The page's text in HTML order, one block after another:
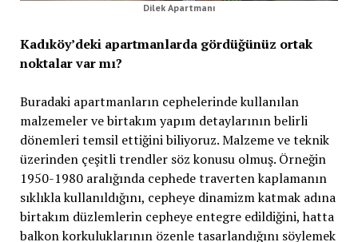
Dilek Apartmanı
Kadıköy’deki apartmanlarda gördüğünüz ortak
noktalar var mı?
Buradaki apartmanların cephelerinde kullanılan
malzemeler ve birtakım yapım detaylarının belirli
dönemleri temsil ettiğini biliyoruz. Malzeme ve teknik
üzerinden çeşitli trendler söz konusu olmuş. Örneğin
1950-1980 aralığında cephede traverten kaplamanın
sıklıkla kullanıldığını, cepheye dinamizm katmak adına
birtakım düzlemlerin cepheye entegre edildiğini, hatta
balkon korkuluklarının özenle tasarlandığını söylemek